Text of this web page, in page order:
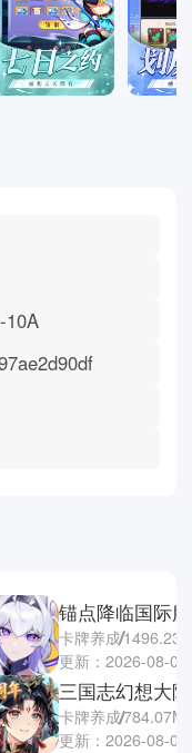
10A
锚点降临国际服
卡牌养成
更新：2026-08-08
卡牌养成784.07M
更新：2026-08-07